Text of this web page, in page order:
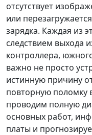
отсутствует
или
зарядка. Каждая из
следствием выхода
контроллера,
важно не просто
истинную причину
повторную
проводим полную
основных работ,
платы и